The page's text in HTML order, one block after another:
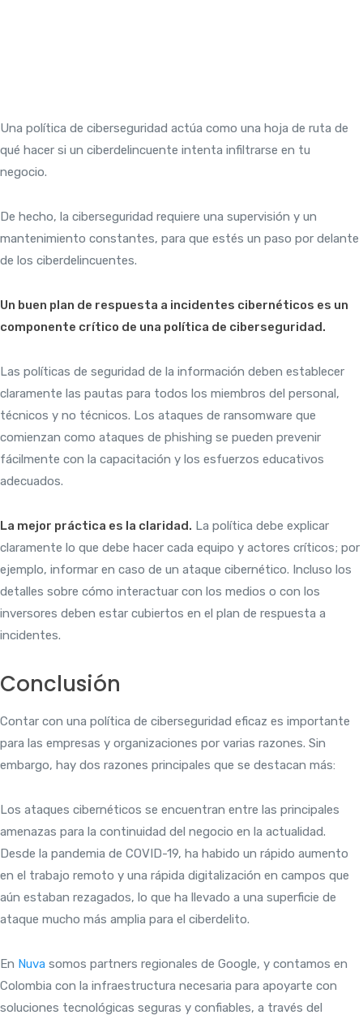
Una política de ciberseguridad actúa como una hoja de ruta de
qué hacer si un ciberdelincuente intenta infiltrarse en tu
negocio.
De hecho, la ciberseguridad requiere una supervisión y un
mantenimiento constantes, para que estés un paso por delante
de los ciberdelincuentes.
Un buen plan de respuesta a incidentes cibernéticos es un
componente crítico de una política de ciberseguridad.
Las políticas de seguridad de la información deben establecer
claramente las pautas para todos los miembros del personal,
técnicos y no técnicos. Los ataques de ransomware que
comienzan como ataques de phishing se pueden prevenir
fácilmente con la capacitación y los esfuerzos educativos
adecuados.
La mejor práctica es la claridad. La política debe explicar
claramente lo que debe hacer cada equipo y actores críticos; por
ejemplo, informar en caso de un ataque cibernético. Incluso los
detalles sobre cómo interactuar con los medios o con los
inversores deben estar cubiertos en el plan de respuesta a
incidentes.
Conclusión
Contar con una política de ciberseguridad eficaz es importante
para las empresas y organizaciones por varias razones. Sin
embargo, hay dos razones principales que se destacan más:
Los ataques cibernéticos se encuentran entre las principales
amenazas para la continuidad del negocio en la actualidad.
Desde la pandemia de COVID-19, ha habido un rápido aumento
en el trabajo remoto y una rápida digitalización en campos que
aún estaban rezagados, lo que ha llevado a una superficie de
ataque mucho más amplia para el ciberdelito.
En Nuva somos partners regionales de Google, y contamos en
Colombia con la infraestructura necesaria para apoyarte con
soluciones tecnológicas seguras y confiables, a través del